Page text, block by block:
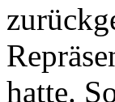
hatte.